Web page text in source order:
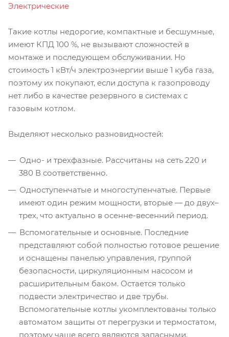
Электрические
Такие котлы недорогие, компактные и бесшумные,
имеют КПД 100 %, не вызывают сложностей в
монтаже и последующем обслуживании. Но
стоимость 1 кВт/ч электроэнергии выше 1 куба газа,
поэтому их покупают, если доступа к газопроводу
нет либо в качестве резервного в системах с
газовым котлом.
Выделяют несколько разновидностей:
Одно- и трехфазные. Рассчитаны на сеть 220 и
380 В соответственно.
Одноступенчатые и многоступенчатые. Первые
имеют один режим мощности, вторые — до двух–
трех, что актуально в осенне-весенний период.
Вспомогательные и основные. Последние
представляют собой полностью готовое решение
и оснащены панелью управления, группой
безопасности, циркуляционным насосом и
расширительным баком. Остается только
подвести электричество и две трубы.
Вспомогательные котлы укомплектованы только
автоматом защиты от перегрузки и термостатом,
поэтому чаще всего являются запасными.